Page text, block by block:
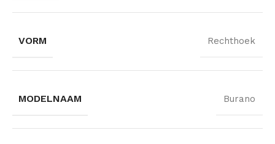
VORM Rechthoek
MODELNAAM Burano